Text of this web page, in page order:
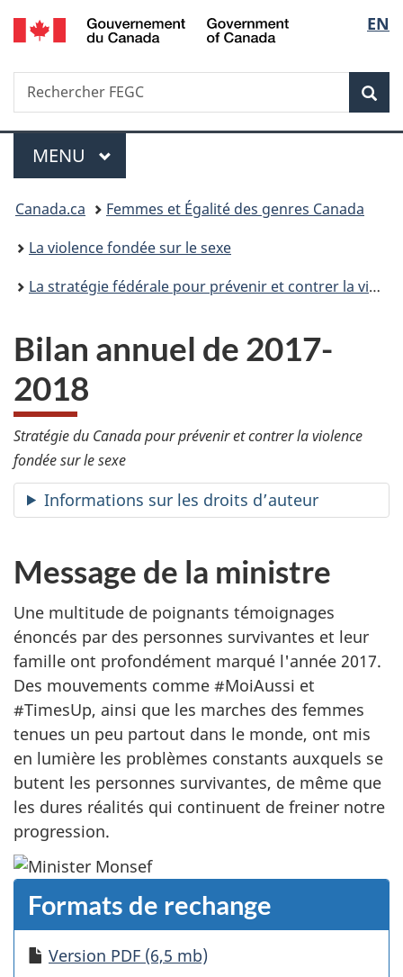
Passer
au
Passer
à
du
Passer
à
simplifiée
de
la
EN
Recherche
Rechercher
FEGC
Menu
MENU PRINCIPAL
Vous
êtes
ici :
Canada.ca
Femmes et Égalité des genres Canada
La violence fondée sur le sexe
La stratégie fédérale pour prévenir et contrer la violence fondée sur le sexe
Bilan annuel de 2017-
2018
Stratégie du Canada pour prévenir et contrer la violence
fondée sur le sexe
Informations sur les droits d’auteur
Message de la ministre
Une multitude de poignants témoignages
énoncés par des personnes survivantes et leur
famille ont profondément marqué l'année 2017.
Des mouvements comme #MoiAussi et
#TimesUp, ainsi que les marches des femmes
tenues un peu partout dans le monde, ont mis
en lumière les problèmes constants auxquels se
butent les personnes survivantes, de même que
les dures réalités qui continuent de freiner notre
progression.
Formats de rechange
Version PDF (6,5 mb)